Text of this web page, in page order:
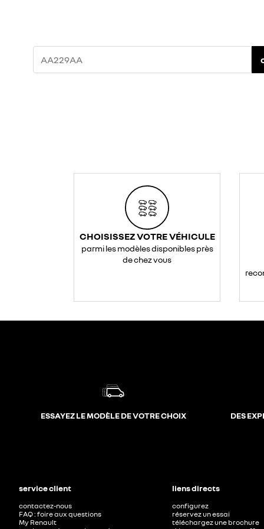
CHOISISSEZ VOTRE VÉHICULE
parmi les modèles disponibles près
de chez vous
ESSAYEZ LE MODÈLE DE VOTRE CHOIX DES
service client
contactez-nous
FAQ : foire aux questions
My Renault
liens directs
configurez
réservez un essai
téléchargez une brochure